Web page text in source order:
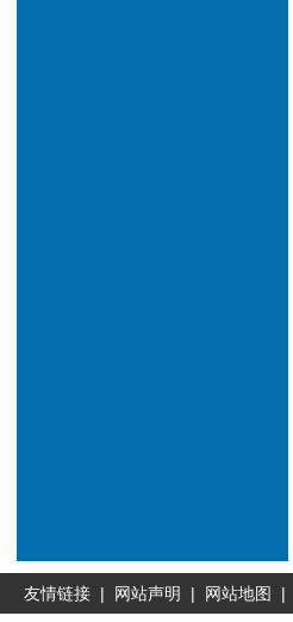
友情链接 | 网站声明 | 网站地图 |